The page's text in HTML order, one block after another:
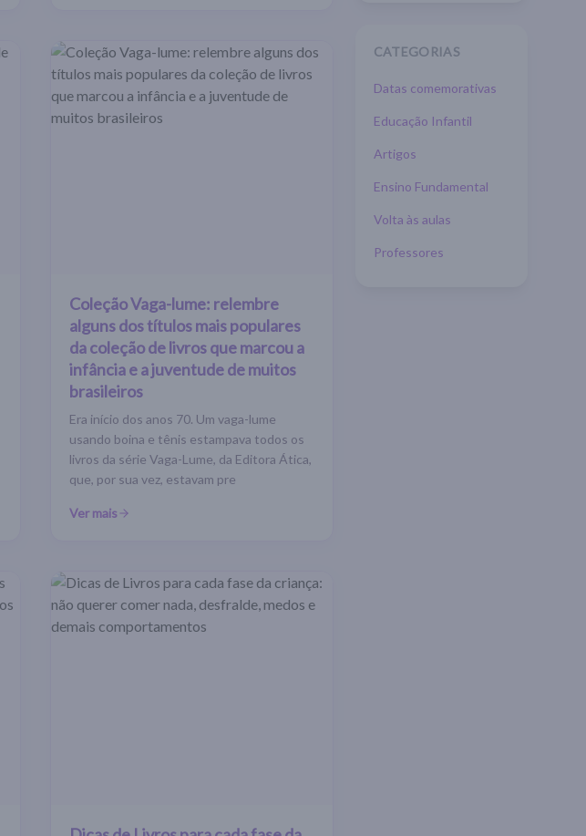
Coleção Vaga-lume: relembre
alguns dos títulos mais populares
da coleção de livros que marcou a
infância e a juventude de muitos
brasileiros
Era início dos anos 70. Um vaga-lume
usando boina e tênis estampava todos os
livros da série Vaga-Lume, da Editora Ática,
que, por sua vez, estavam pre
Ver mais
CATEGORIAS
Datas comemorativas
Educação Infantil
Artigos
Ensino Fundamental
Volta às aulas
Professores